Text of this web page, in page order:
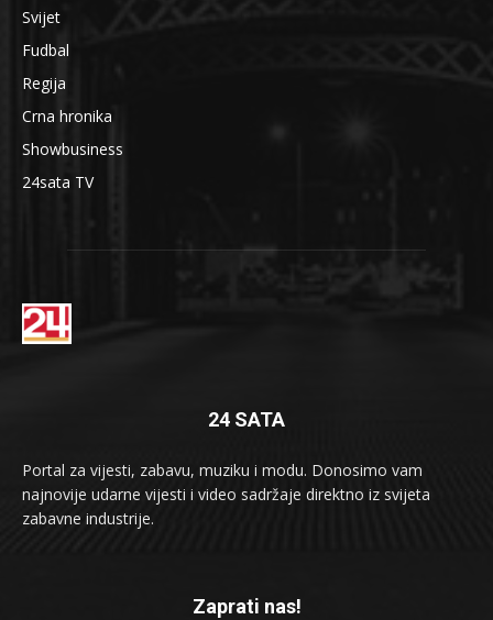
Svijet
Fudbal
Regija
Crna hronika
Showbusiness
24sata TV
24 SATA
Portal za vijesti, zabavu, muziku i modu. Donosimo vam
najnovije udarne vijesti i video sadržaje direktno iz svijeta
zabavne industrije.
Zaprati nas!